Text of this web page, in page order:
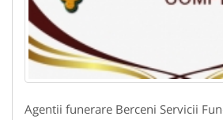
Agentii funerare Berceni Servicii